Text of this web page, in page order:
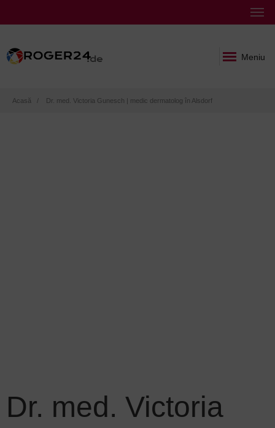
Meniu
Breadcrumb
Acasă Dr. med. Victoria Gunesch | medic dermatolog în Alsdorf
Dr. med. Victoria